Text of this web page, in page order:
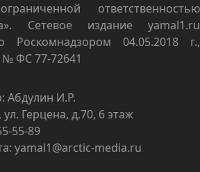
ответственностью
Сетевое издание yamal1.ru
Роскомнадзором 04.05.2018 г.,
№ ФС 77-72641
Абдулин И.Р.
Герцена, д.70, 6 этаж
55-89
yamal1@arctic-media.ru